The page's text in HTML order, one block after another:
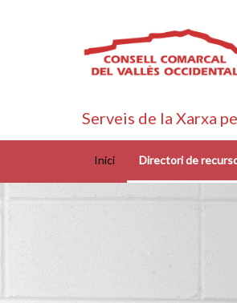
Serveis de la Xarxa
Inici Directori de